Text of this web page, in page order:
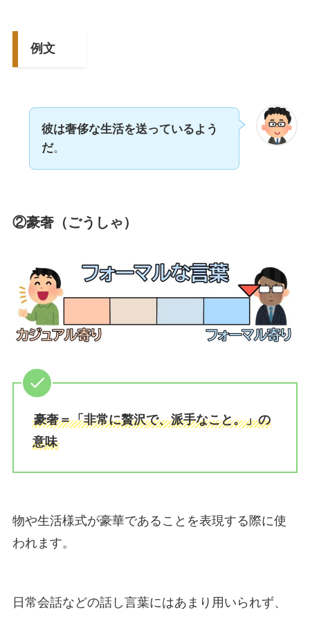
例文
彼は奢侈な生活を送っているよう
だ。
②豪奢（ごうしゃ）
豪奢＝「非常に贅沢で、派手なこと。」の
意味
物や生活様式が豪華であることを表現する際に使
われます。
日常会話などの話し言葉にはあまり用いられず、